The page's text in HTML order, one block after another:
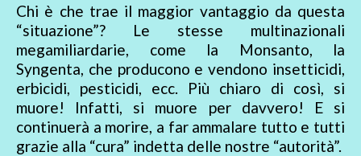
Chi è che trae il maggior vantaggio da questa
“situazione”? Le stesse multinazionali
megamiliardarie, come la Monsanto, la
Syngenta, che producono e vendono insetticidi,
erbicidi, pesticidi, ecc. Più chiaro di così, si
muore! Infatti, si muore per davvero! E si
continuerà a morire, a far ammalare tutto e tutti
grazie alla “cura” indetta delle nostre “autorità”.